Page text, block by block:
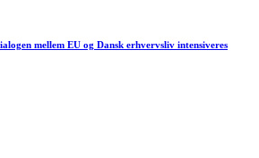
mellem EU og Dansk erhvervsliv intensiveres